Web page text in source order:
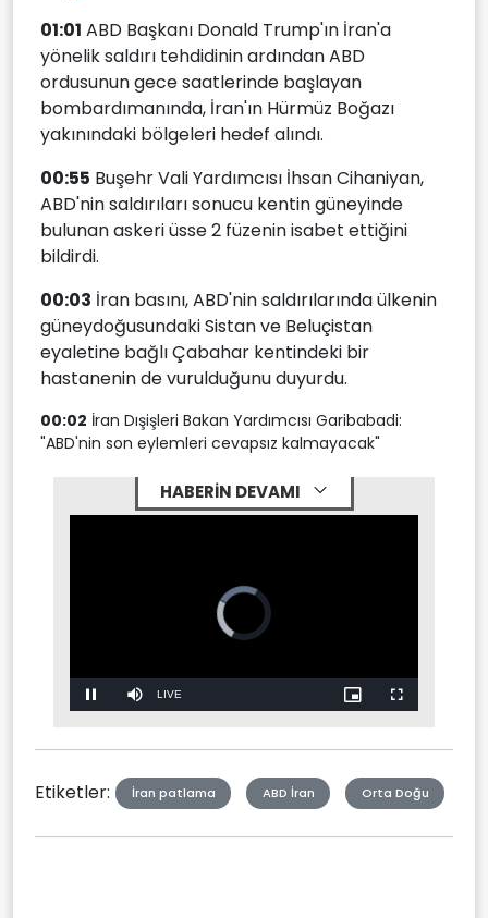
01:01 ABD Başkanı Donald Trump'ın İran'a
yönelik saldırı tehdidinin ardından ABD
ordusunun gece saatlerinde başlayan
bombardımanında, İran'ın Hürmüz Boğazı
yakınındaki bölgeleri hedef alındı.
00:55 Buşehr Vali Yardımcısı İhsan Cihaniyan,
ABD'nin saldırıları sonucu kentin güneyinde
bulunan askeri üsse 2 füzenin isabet ettiğini
bildirdi.
00:03 İran basını, ABD'nin saldırılarında ülkenin
güneydoğusundaki Sistan ve Beluçistan
eyaletine bağlı Çabahar kentindeki bir
hastanenin de vurulduğunu duyurdu.
00:02 İran Dışişleri Bakan Yardımcısı Garibabadi:
"ABD'nin son eylemleri cevapsız kalmayacak"
HABERİN DEVAMI
Pause Mute Stream
LIVE
Picture-
in-
Fullscreen
Etiketler: İran patlama ABD İran Orta Doğu